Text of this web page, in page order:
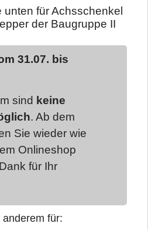
für Achsschenkel
der Baugruppe II
31.07. bis
sind keine
. Ab dem
Sie wieder wie
Onlineshop
für Ihr
für: